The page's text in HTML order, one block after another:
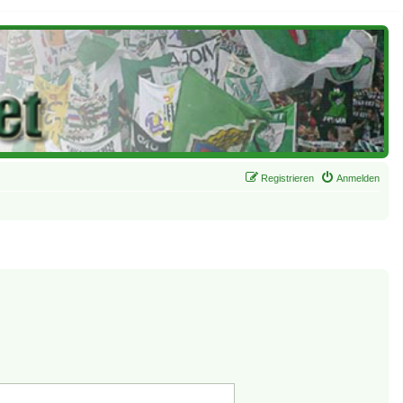
Anmelden
Registrieren